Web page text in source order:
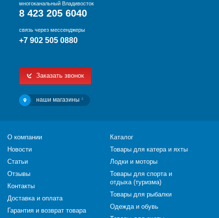
многоканальный Владивосток
8 423 205 6040
связь через мессенджеры
+7 902 505 0880
Заказать звонок
наши магазины 4
О компании
Новости
Статьи
Отзывы
Контакты
Доставка и оплата
Гарантия и возврат товара
Каталог
Товары для катера и яхты
Лодки и моторы
Товары для спорта и
отдыха (туризма)
Товары для рыбалки
Одежда и обувь